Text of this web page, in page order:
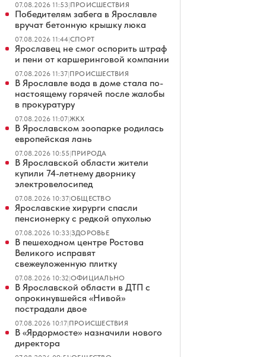
07.08.2026 11:53|ПРОИСШЕСТВИЯ
Победителям забега в Ярославле
вручат бетонную крышку люка
07.08.2026 11:44|СПОРТ
Ярославец не смог оспорить штраф
и пени от каршеринговой компании
07.08.2026 11:37|ПРОИСШЕСТВИЯ
В Ярославле вода в доме стала по-
настоящему горячей после жалобы
в прокуратуру
07.08.2026 11:07|ЖКХ
В Ярославском зоопарке родилась
европейская лань
07.08.2026 10:55|ПРИРОДА
В Ярославской области жители
купили 74-летнему дворнику
электровелосипед
07.08.2026 10:37|ОБЩЕСТВО
Ярославские хирурги спасли
пенсионерку с редкой опухолью
07.08.2026 10:33|ЗДОРОВЬЕ
В пешеходном центре Ростова
Великого исправят
свежеуложенную плитку
07.08.2026 10:32|ОФИЦИАЛЬНО
В Ярославской области в ДТП с
опрокинувшейся «Нивой»
пострадали двое
07.08.2026 10:17|ПРОИСШЕСТВИЯ
В «Ярдормосте» назначили нового
директора